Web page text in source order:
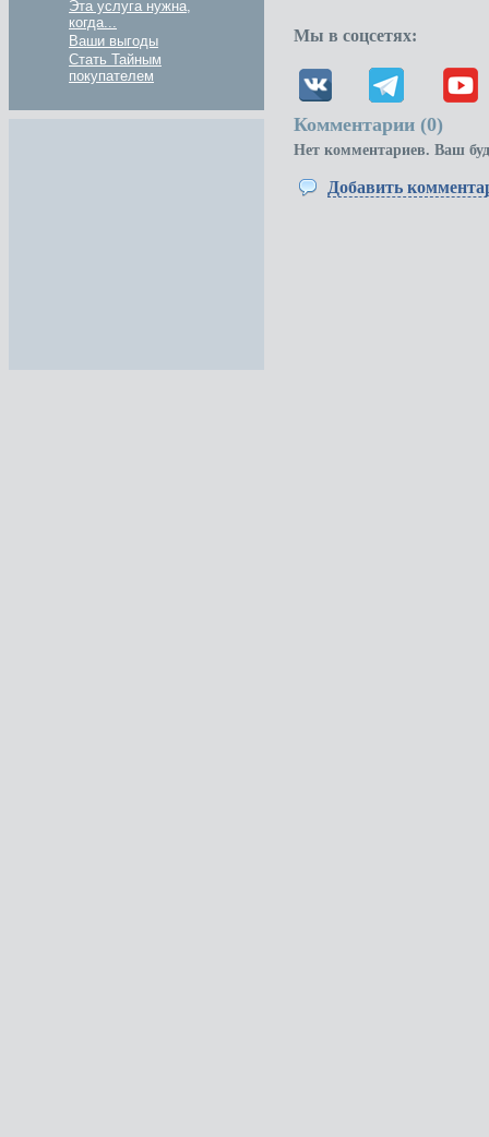
Эта услуга нужна,
когда...
Ваши выгоды
Стать Тайным
покупателем
Мы в соцсетях:
Комментарии (0)
Нет комментариев. Ваш
Добавить